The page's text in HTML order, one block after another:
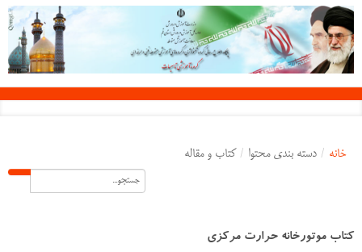
خانه / دسته بندی محتوا / کتاب و مقاله
کتاب موتورخانه حرارت مرکزی